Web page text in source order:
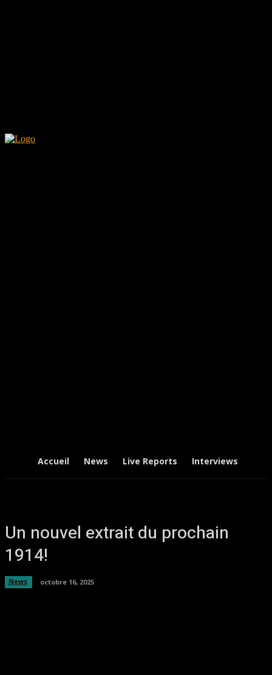
Accueil News Live Reports Interviews
Un nouvel extrait du prochain
1914!
News octobre 16, 2025